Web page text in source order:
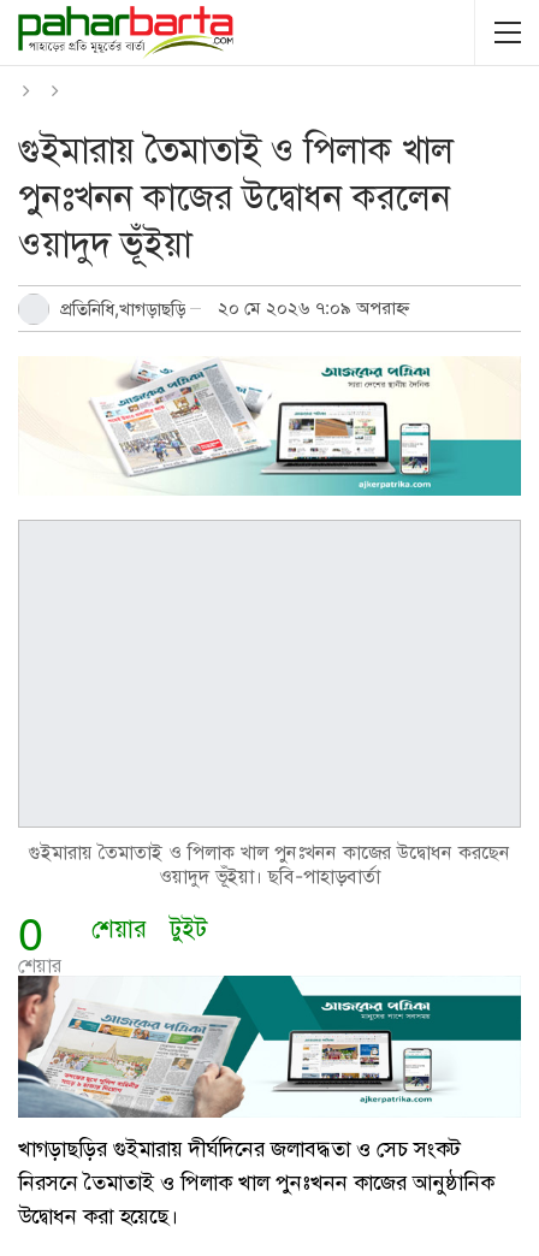
গুইমারায় তৈমাতাই ও পিলাক খাল
পুনঃখনন কাজের উদ্বোধন করলেন
ওয়াদুদ ভূঁইয়া
প্রতিনিধি,খাগড়াছড়ি ২০ মে ২০২৬ ৭:০৯ অপরাহ্ন
গুইমারায় তৈমাতাই ও পিলাক খাল পুনঃখনন কাজের উদ্বোধন করছেন
ওয়াদুদ ভূঁইয়া। ছবি-পাহাড়বার্তা
0
শেয়ার
শেয়ার টুইট
খাগড়াছড়ির গুইমারায় দীর্ঘদিনের জলাবদ্ধতা ও সেচ সংকট
নিরসনে তৈমাতাই ও পিলাক খাল পুনঃখনন কাজের আনুষ্ঠানিক
উদ্বোধন করা হয়েছে।